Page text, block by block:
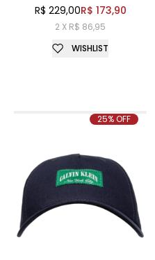
R$ 229,00R$ 173,90
2 X R$ 86,95
WISHLIST
25% OFF